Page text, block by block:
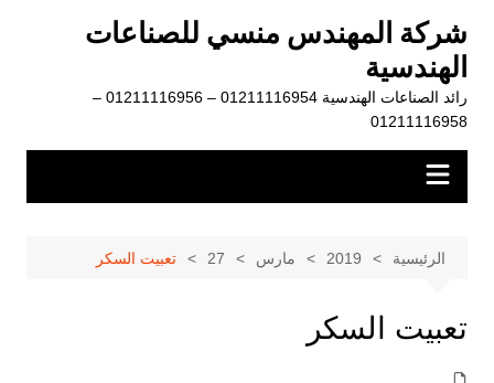
المحتوى
شركة المهندس منسي للصناعات
الهندسية
رائد الصناعات الهندسية 01211116954 – 01211116956 –
01211116958
الرئيسية 2019 مارس 27 تعبيت السكر
تعبيت السكر